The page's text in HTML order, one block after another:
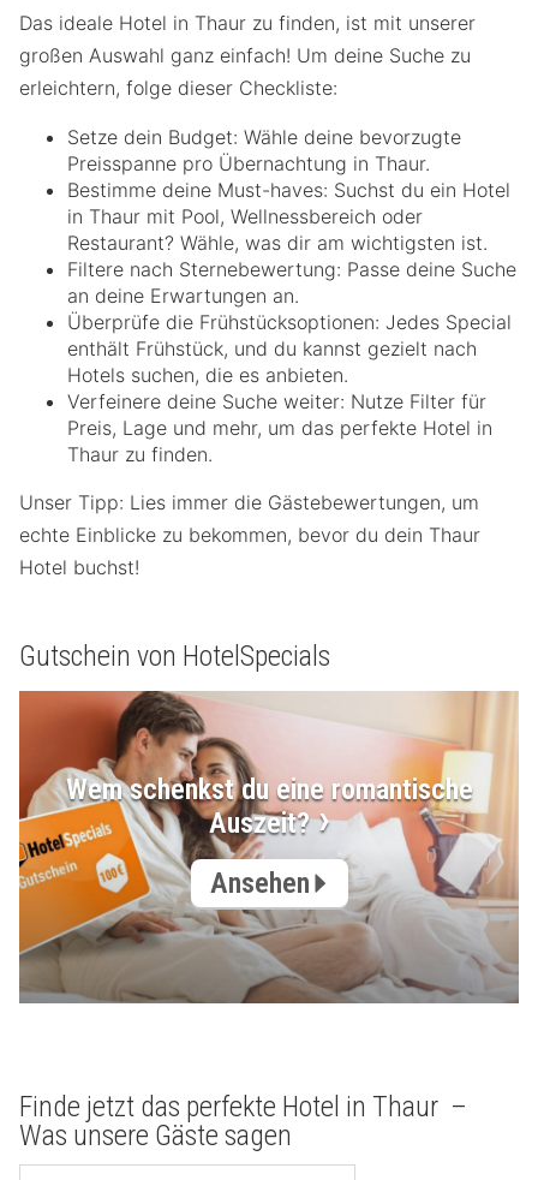
Das ideale Hotel in Thaur zu finden, ist mit unserer
großen Auswahl ganz einfach! Um deine Suche zu
erleichtern, folge dieser Checkliste:
Setze dein Budget: Wähle deine bevorzugte
Preisspanne pro Übernachtung in Thaur.
Bestimme deine Must-haves: Suchst du ein Hotel
in Thaur mit Pool, Wellnessbereich oder
Restaurant? Wähle, was dir am wichtigsten ist.
Filtere nach Sternebewertung: Passe deine Suche
an deine Erwartungen an.
Überprüfe die Frühstücksoptionen: Jedes Special
enthält Frühstück, und du kannst gezielt nach
Hotels suchen, die es anbieten.
Verfeinere deine Suche weiter: Nutze Filter für
Preis, Lage und mehr, um das perfekte Hotel in
Thaur zu finden.
Unser Tipp: Lies immer die Gästebewertungen, um
echte Einblicke zu bekommen, bevor du dein Thaur
Hotel buchst!
Gutschein von HotelSpecials
Wem schenkst du eine romantische
Auszeit?
Ansehen
Finde jetzt das perfekte Hotel in Thaur –
Was unsere Gäste sagen